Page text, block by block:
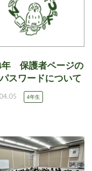
年 保護者ページの
スワードについて
4年生